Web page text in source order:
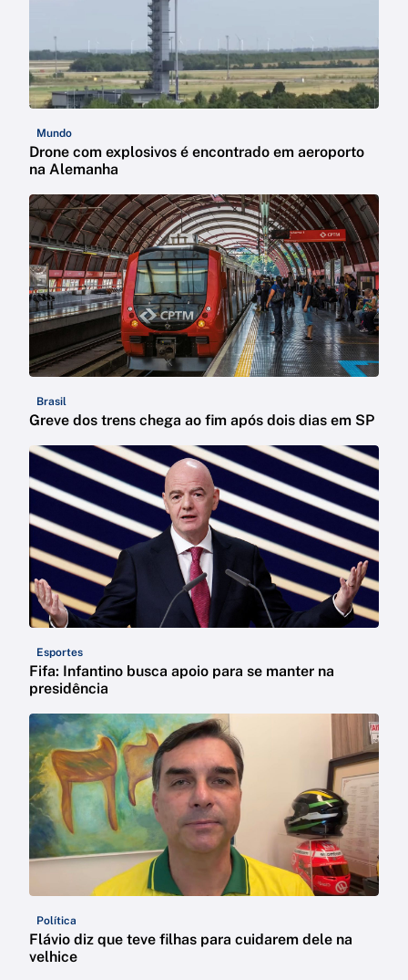
Mundo
Drone com explosivos é encontrado em aeroporto
na Alemanha
Brasil
Greve dos trens chega ao fim após dois dias em SP
Esportes
Fifa: Infantino busca apoio para se manter na
presidência
Política
Flávio diz que teve filhas para cuidarem dele na
velhice